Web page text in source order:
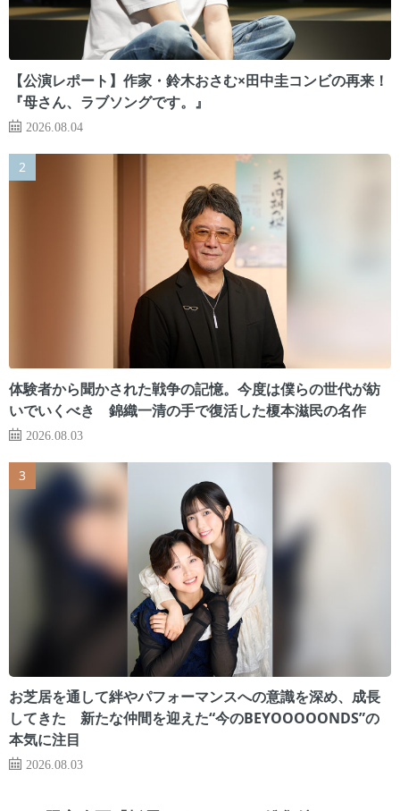
【公演レポート】作家・鈴木おさむ×田中圭コンビの再来！
『母さん、ラブソングです。』
2026.08.04
体験者から聞かされた戦争の記憶。今度は僕らの世代が紡
いでいくべき 錦織一清の手で復活した榎本滋民の名作
2026.08.03
お芝居を通して絆やパフォーマンスへの意識を深め、成長
してきた 新たな仲間を迎えた“今のBEYOOOOONDS”の
本気に注目
2026.08.03